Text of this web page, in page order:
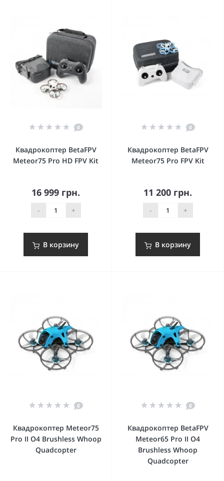
0
Квадрокоптер BetaFPV
Meteor75 Pro HD FPV Kit
16 999 грн.
- +
В корзину
0
Квадрокоптер BetaFPV
Meteor75 Pro FPV Kit
11 200 грн.
- +
В корзину
0
Квадрокоптер Meteor75
Pro II O4 Brushless Whoop
Quadcopter
0
Квадрокоптер BetaFPV
Meteor65 Pro II O4
Brushless Whoop
Quadcopter